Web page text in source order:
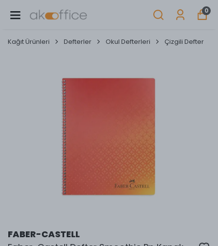
0
Kağıt Ürünleri Defterler Okul Defterleri Çizgili Defter
FABER-CASTELL